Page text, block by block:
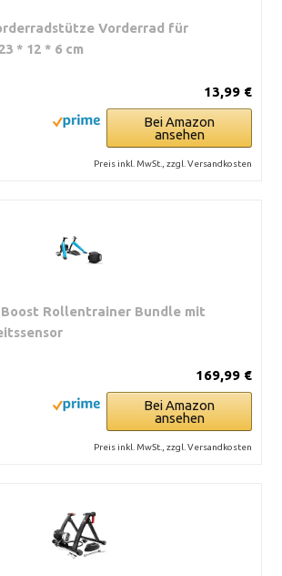
Vorderrad für
* 12 * 6 cm
13,99 €
Bei Amazon
ansehen
Preis inkl. MwSt., zzgl. Versandkosten
Rollentrainer Bundle mit
169,99 €
Bei Amazon
ansehen
Preis inkl. MwSt., zzgl. Versandkosten